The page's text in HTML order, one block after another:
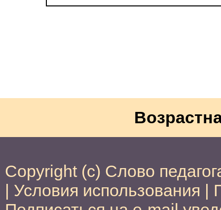
Copyright (c) Слово
| Условия использования |